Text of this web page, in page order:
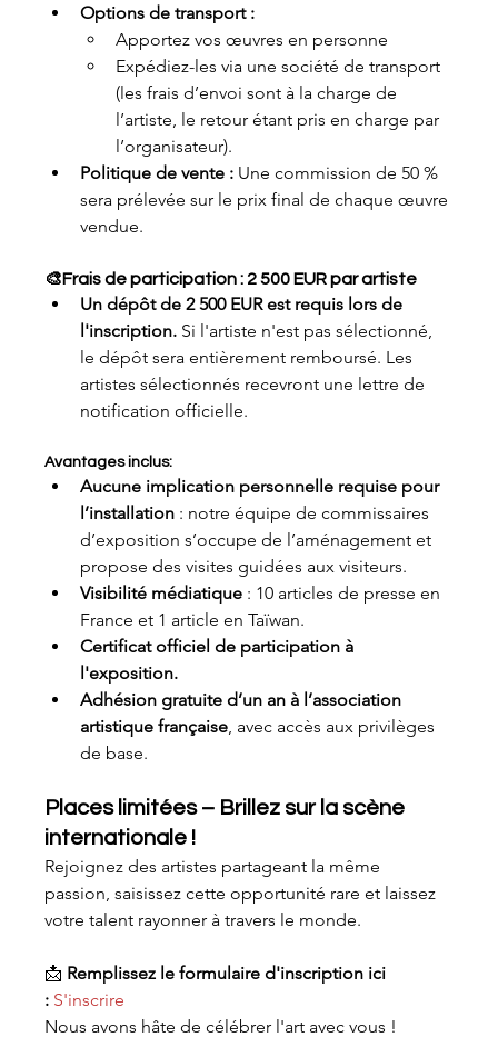
Options de transport :
Apportez vos œuvres en personne
Expédiez-les via une société de transport
(les frais d’envoi sont à la charge de
l’artiste, le retour étant pris en charge par
l’organisateur).
Politique de vente : Une commission de 50 %
sera prélevée sur le prix final de chaque œuvre
vendue.
🎨Frais de participation : 2 500 EUR par artiste
Un dépôt de 2 500 EUR est requis lors de
l'inscription. Si l'artiste n'est pas sélectionné,
le dépôt sera entièrement remboursé. Les
artistes sélectionnés recevront une lettre de
notification officielle.
Avantages inclus:
Aucune implication personnelle requise pour
l’installation : notre équipe de commissaires
d’exposition s’occupe de l’aménagement et
propose des visites guidées aux visiteurs.
Visibilité médiatique : 10 articles de presse en
France et 1 article en Taïwan.
Certificat officiel de participation à
l'exposition.
Adhésion gratuite d’un an à l’association
artistique française , avec accès aux privilèges
de base.
Places limitées – Brillez sur la scène
internationale !
Rejoignez des artistes partageant la même
passion, saisissez cette opportunité rare et laissez
votre talent rayonner à travers le monde.
📩 Remplissez le formulaire d'inscription ici
: S'inscrire
Nous avons hâte de célébrer l'art avec vous !